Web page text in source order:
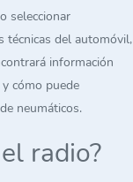
seleccionar
técnicas del automóvil,
información
cómo puede
neumáticos.
radio?